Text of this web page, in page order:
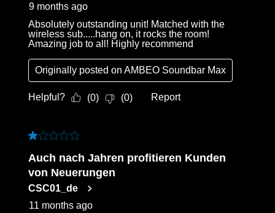
9 months ago
Absolutely outstanding unit! Matched with the
wireless sub.....hang on, it rocks the room!
Amazing job to all! Highly recommend
Originally posted onAMBEO Soundbar Max
Helpful? (0) (0) Report
1 out of 5 stars.
Auch nach Jahren profitieren Kunden
von Neuerungen
CSC01_de
11 months ago